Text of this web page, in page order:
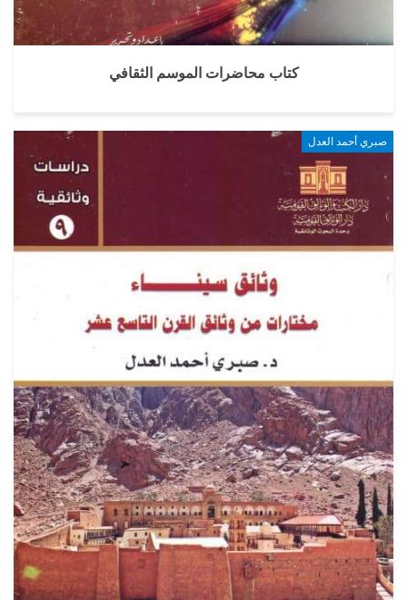
كتاب محاضرات الموسم الثقافي
صبري أحمد العدل